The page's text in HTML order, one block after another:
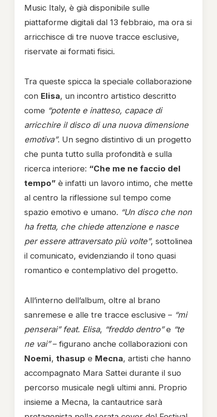
Music Italy, è già disponibile sulle
piattaforme digitali dal 13 febbraio, ma ora si
arricchisce di tre nuove tracce esclusive,
riservate ai formati fisici.
Tra queste spicca la speciale collaborazione
con Elisa, un incontro artistico descritto
come “potente e inatteso, capace di
arricchire il disco di una nuova dimensione
emotiva”. Un segno distintivo di un progetto
che punta tutto sulla profondità e sulla
ricerca interiore: “Che me ne faccio del
tempo” è infatti un lavoro intimo, che mette
al centro la riflessione sul tempo come
spazio emotivo e umano. “Un disco che non
ha fretta, che chiede attenzione e nasce
per essere attraversato più volte”, sottolinea
il comunicato, evidenziando il tono quasi
romantico e contemplativo del progetto.
All’interno dell’album, oltre al brano
sanremese e alle tre tracce esclusive – “mi
penserai” feat. Elisa, “freddo dentro”e “te
ne vai”– figurano anche collaborazioni con
Noemi, thasup e Mecna, artisti che hanno
accompagnato Mara Sattei durante il suo
percorso musicale negli ultimi anni. Proprio
insieme a Mecna, la cantautrice sarà